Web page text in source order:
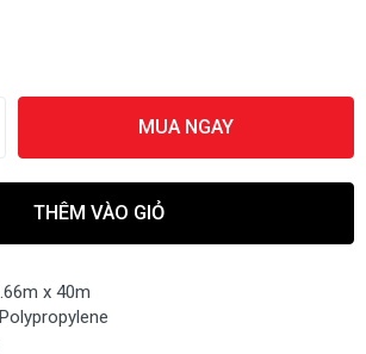
MUA NGAY
THÊM VÀO GIỎ
x 40m